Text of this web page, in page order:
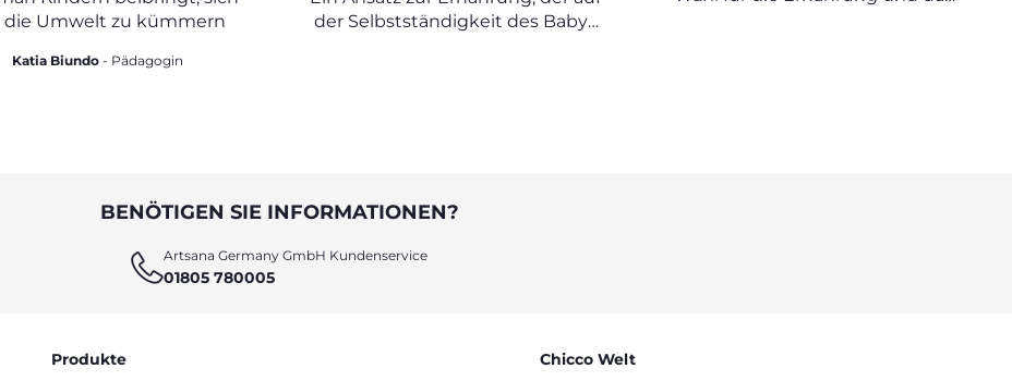
die Umwelt zu kümmern
Katia Biundo - Pädagogin
der Selbstständigkeit des Babys
BENÖTIGEN SIE INFORMATIONEN?
Artsana Germany GmbH Kundenservice
01805 780005
Produkte Chicco Welt